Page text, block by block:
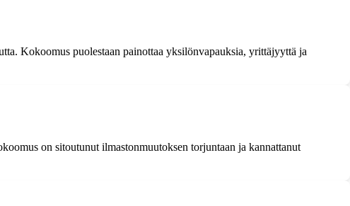
Kokoomus puolestaan painottaa yksilönvapauksia, yrittäjyyttä ja
on sitoutunut ilmastonmuutoksen torjuntaan ja kannattanut